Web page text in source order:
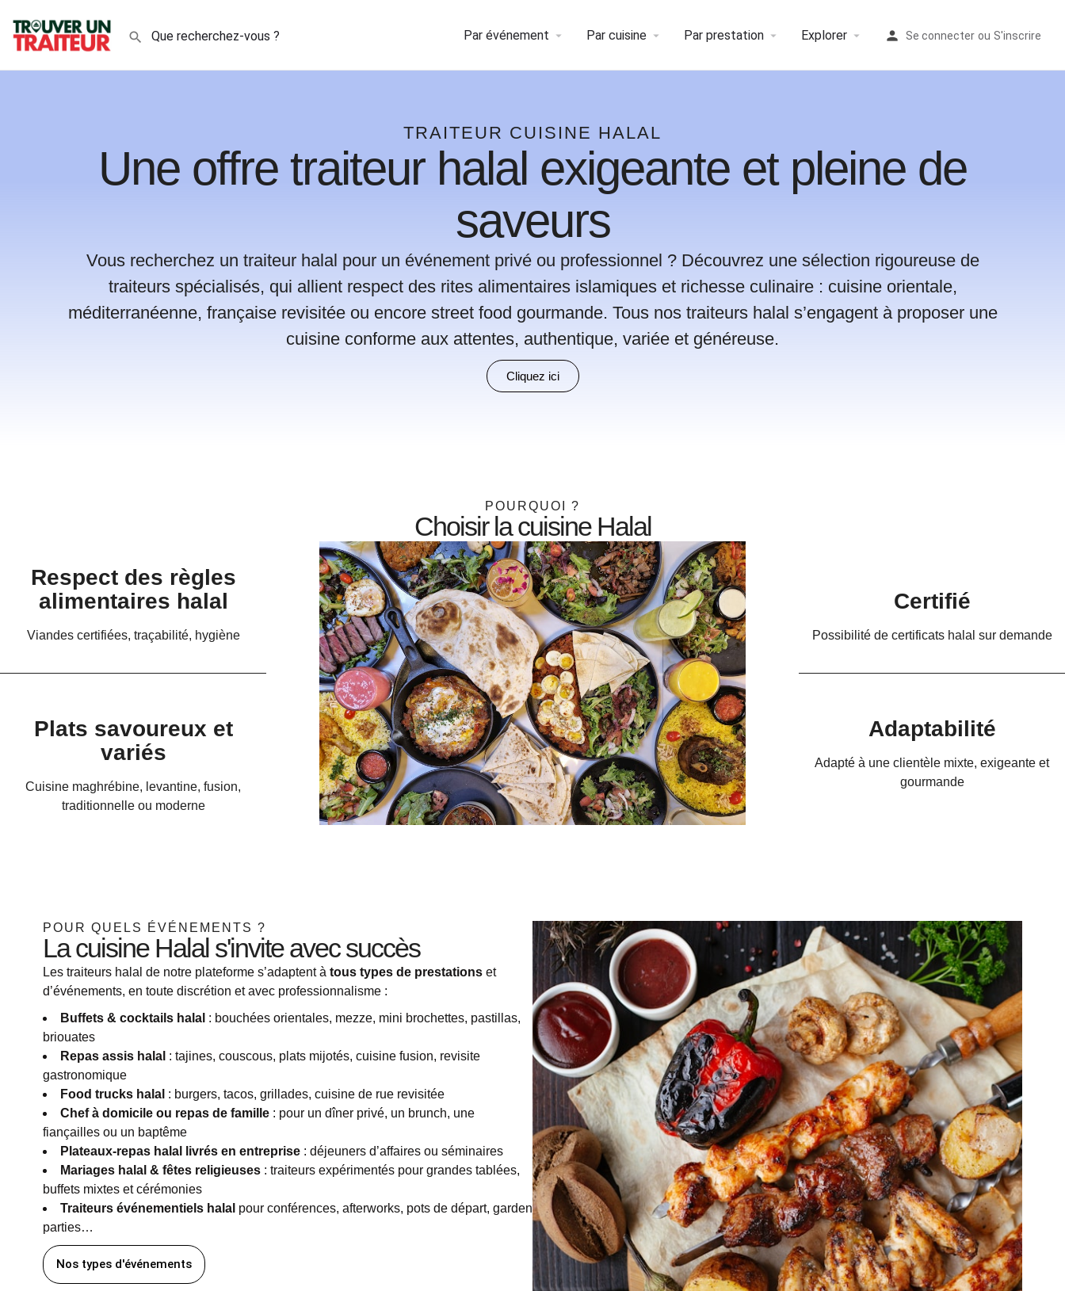
Par événement Par cuisine Par prestation Explorer Se connecter ou S'inscrire
TRAITEUR CUISINE HALAL
Une offre traiteur halal exigeante et pleine de
saveurs
Vous recherchez un traiteur halal pour un événement privé ou professionnel ? Découvrez une sélection rigoureuse de
traiteurs spécialisés, qui allient respect des rites alimentaires islamiques et richesse culinaire : cuisine orientale,
méditerranéenne, française revisitée ou encore street food gourmande. Tous nos traiteurs halal s’engagent à proposer une
cuisine conforme aux attentes, authentique, variée et généreuse.
Cliquez ici
POURQUOI ?
Choisir la cuisine Halal
Respect des règles
alimentaires halal
Viandes certifiées, traçabilité, hygiène
Plats savoureux et
variés
Cuisine maghrébine, levantine, fusion,
traditionnelle ou moderne
Certifié
Possibilité de certificats halal sur demande
Adaptabilité
Adapté à une clientèle mixte, exigeante et
gourmande
POUR QUELS ÉVÉNEMENTS ?
La cuisine Halal s'invite avec succès
Les traiteurs halal de notre plateforme s’adaptent à tous types de prestationset
d’événements, en toute discrétion et avec professionnalisme :
Buffets & cocktails halal : bouchées orientales, mezze, mini brochettes, pastillas,
briouates
Repas assis halal : tajines, couscous, plats mijotés, cuisine fusion, revisite
gastronomique
Food trucks halal : burgers, tacos, grillades, cuisine de rue revisitée
Chef à domicile ou repas de famille: pour un dîner privé, un brunch, une
fiançailles ou un baptême
Plateaux-repas halal livrés en entreprise: déjeuners d’affaires ou séminaires
Mariages halal & fêtes religieuses: traiteurs expérimentés pour grandes tablées,
buffets mixtes et cérémonies
Traiteurs événementiels halal pour conférences, afterworks, pots de départ, garden
parties…
Nos types d'événements